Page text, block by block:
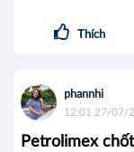
Thích
phannhi
12:01 27/07/
Petrolimex